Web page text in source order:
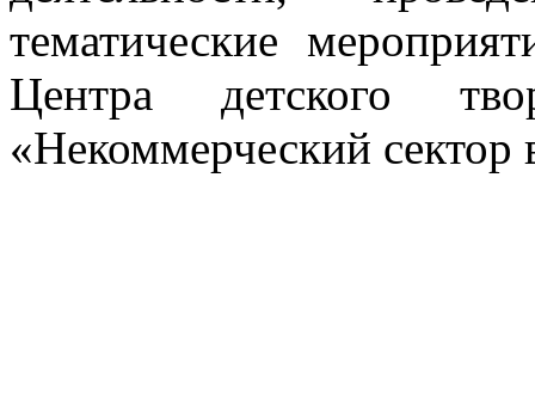
тематические
Центра детского
«Некоммерческий сектор